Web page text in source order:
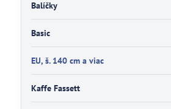
Balíčky
Basic
EU, š. 140 cm a viac
Kaffe Fassett